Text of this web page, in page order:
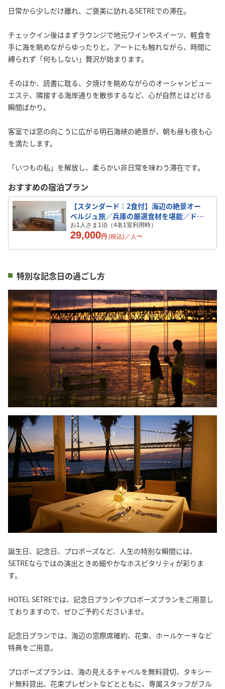
日常から少しだけ離れ、ご褒美に訪れるSETREでの滞在。
チェックイン後はまずラウンジで地元ワインやスイーツ、軽食を
手に海を眺めながらゆったりと。アートにも触れながら、時間に
縛られず「何もしない」贅沢が始まります。
そのほか、読書に耽る、夕焼けを眺めながらのオーシャンビュー
エステ、隣接する海岸通りを散歩するなど、心が自然とほどける
瞬間ばかり。
客室では窓の向こうに広がる明石海峡の絶景が、朝も昼も夜も心
を満たします。
「いつもの私」を解放し、柔らかい非日常を味わう滞在です。
おすすめの宿泊プラン
【スタンダード｜2食付】海辺の絶景オー
ベルジュ旅／兵庫の厳選食材を堪能／ドリ
ンクオールインクルーシブ
お1人さま1泊（4名1室利用時）
29,000円 (税込)／ 人〜
特別な記念日の過ごし方
誕生日、記念日、プロポーズなど、人生の特別な瞬間には、
SETREならではの演出ときめ細やかなホスピタリティが彩りま
す。
HOTEL SETREでは、記念日プランやプロポーズプランをご用意し
ておりますので、ぜひご予約くださいませ。
記念日プランでは、海辺の窓際席確約、花束、ホールケーキなど
特典をご用意。
プロポーズプランは、海の見えるチャペルを無料貸切、タキシー
ド無料貸出、花束プレゼントなどとともに、専属スタッフがフル